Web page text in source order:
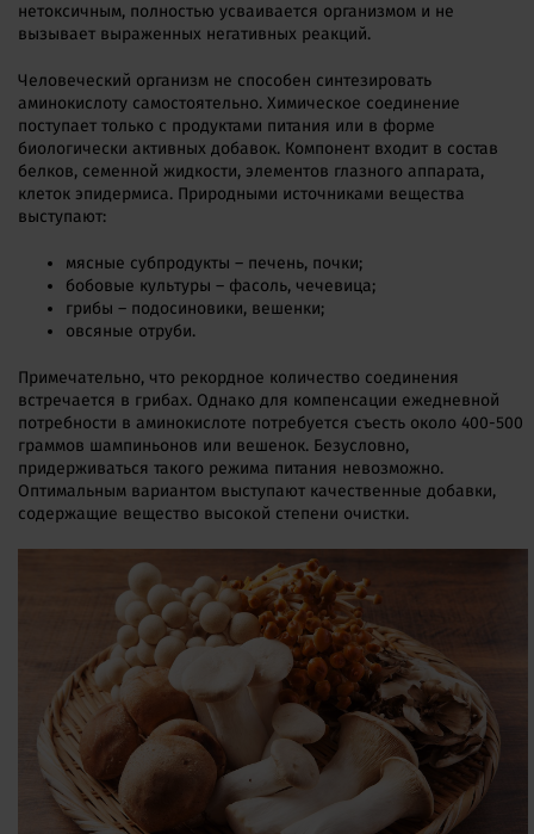
нетоксичным, полностью усваивается организмом и не
вызывает выраженных негативных реакций.
Человеческий организм не способен синтезировать
аминокислоту самостоятельно. Химическое соединение
поступает только с продуктами питания или в форме
биологически активных добавок. Компонент входит в состав
белков, семенной жидкости, элементов глазного аппарата,
клеток эпидермиса. Природными источниками вещества
выступают:
мясные субпродукты – печень, почки;
бобовые культуры – фасоль, чечевица;
грибы – подосиновики, вешенки;
овсяные отруби.
Примечательно, что рекордное количество соединения
встречается в грибах. Однако для компенсации ежедневной
потребности в аминокислоте потребуется съесть около 400-500
граммов шампиньонов или вешенок. Безусловно,
придерживаться такого режима питания невозможно.
Оптимальным вариантом выступают качественные добавки,
содержащие вещество высокой степени очистки.